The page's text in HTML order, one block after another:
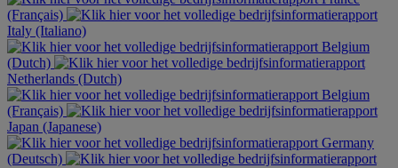
(Français)
Italy (Italiano)
Belgium
(Dutch)
Netherlands (Dutch)
Belgium
(Français)
Japan (Japanese)
Germany
(Deutsch)